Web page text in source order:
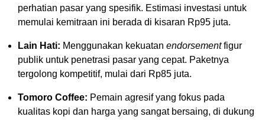
perhatian pasar yang spesifik. Estimasi investasi untuk
memulai kemitraan ini berada di kisaran Rp95 juta.
Lain Hati: Menggunakan kekuatan endorsementfigur
publik untuk penetrasi pasar yang cepat. Paketnya
tergolong kompetitif, mulai dari Rp85 juta.
Tomoro Coffee: Pemain agresif yang fokus pada
kualitas kopi dan harga yang sangat bersaing, di dukung